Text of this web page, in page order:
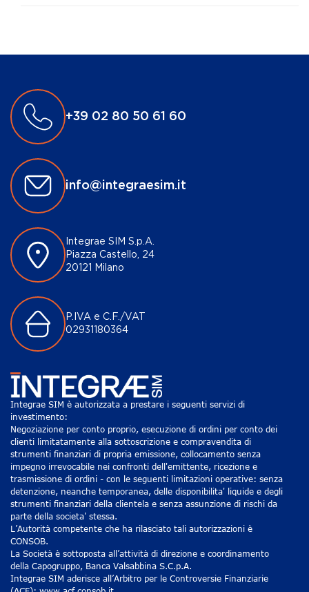
+39 02 80 50 61 60
info@integraesim.it
Integrae SIM S.p.A.
Piazza Castello, 24
20121 Milano
P.IVA e C.F./VAT
02931180364
Integrae SIM è autorizzata a prestare i seguenti servizi di
investimento:
Negoziazione per conto proprio, esecuzione di ordini per conto dei
clienti limitatamente alla sottoscrizione e compravendita di
strumenti finanziari di propria emissione, collocamento senza
impegno irrevocabile nei confronti dell'emittente, ricezione e
trasmissione di ordini - con le seguenti limitazioni operative: senza
detenzione, neanche temporanea, delle disponibilita' liquide e degli
strumenti finanziari della clientela e senza assunzione di rischi da
parte della societa' stessa.
L’Autorità competente che ha rilasciato tali autorizzazioni è
CONSOB.
La Società è sottoposta all’attività di direzione e coordinamento
della Capogruppo, Banca Valsabbina S.C.p.A.
Integrae SIM aderisce all’Arbitro per le Controversie Finanziarie